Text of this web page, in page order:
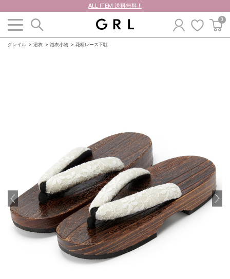
ALL ITEM 送料無料 !!
0
グレイル 浴衣 浴衣小物 花柄レース下駄